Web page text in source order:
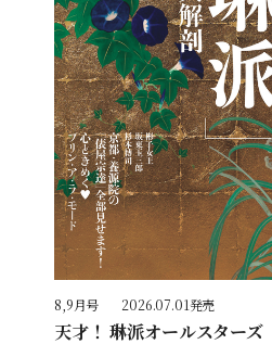
8,9月号 2026.07.01発売
天才！ 琳派オールスターズ